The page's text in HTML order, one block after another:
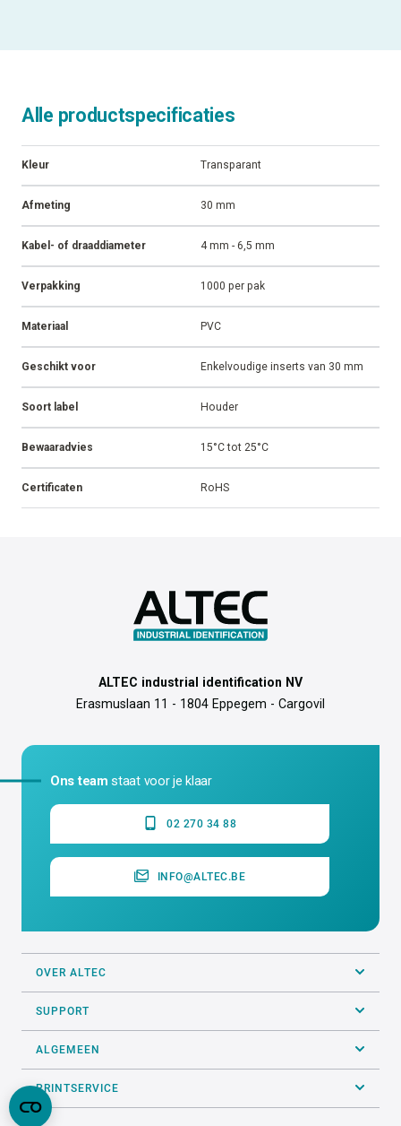
Alle productspecificaties
Kleur Transparant
Afmeting 30 mm
Kabel- of draaddiameter 4 mm - 6,5 mm
Verpakking 1000 per pak
Materiaal PVC
Geschikt voor Enkelvoudige inserts van 30 mm
Soort label Houder
Bewaaradvies 15°C tot 25°C
Certificaten RoHS
ALTEC industrial identification NV
Erasmuslaan 11 - 1804 Eppegem - Cargovil
Ons team staat voor je klaar
02 270 34 88
INFO@ALTEC.BE
OVER ALTEC
SUPPORT
ALGEMEEN
PRINTSERVICE